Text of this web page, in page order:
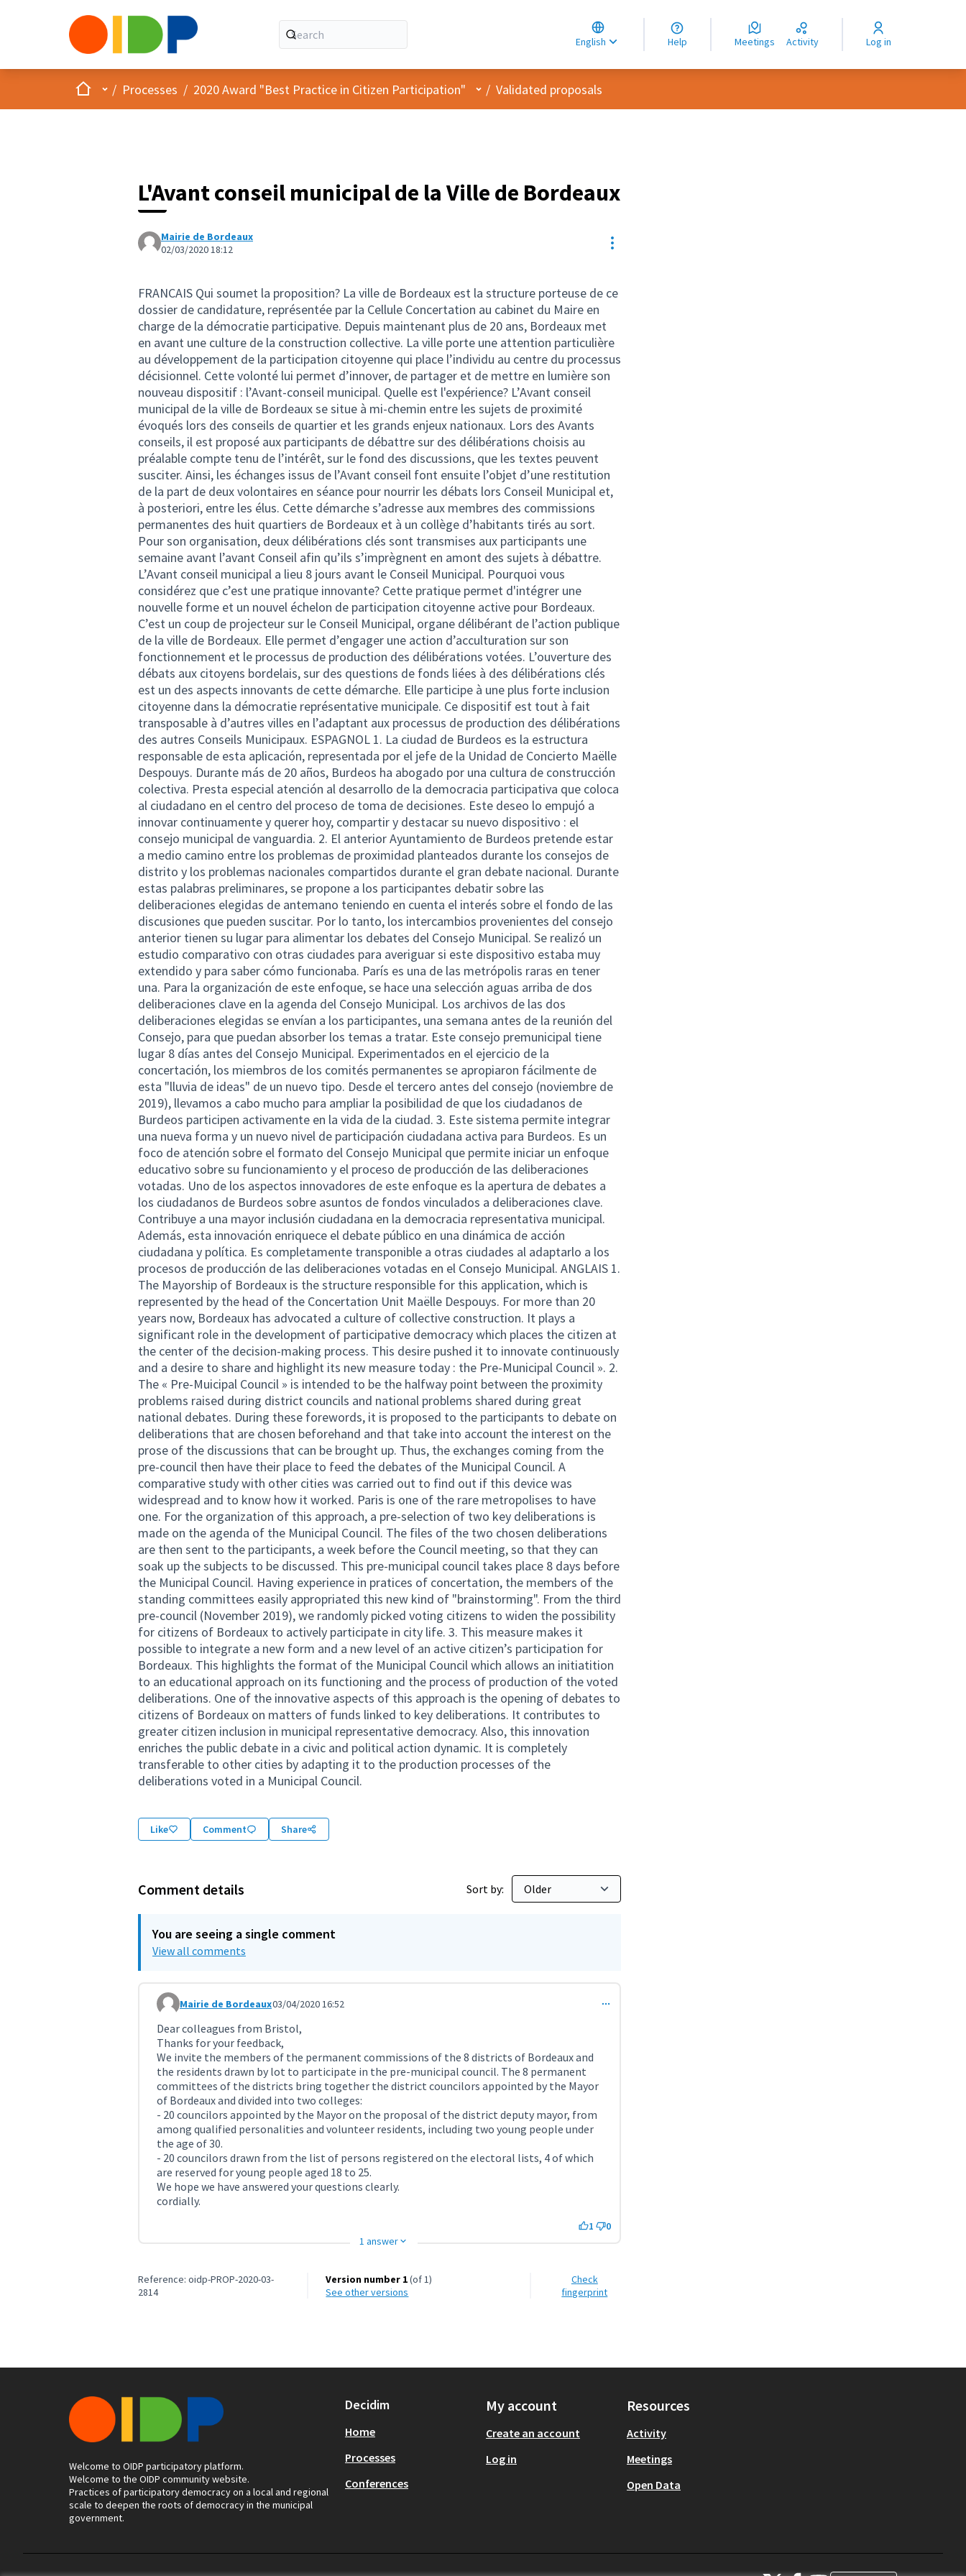
English
Choose language
Choisir la langue
Elegir el idioma
Help Meetings Activity Log in
HomeMain menu
/ Processes / 2020 Award "Best Practice in Citizen Participation" User menu
/ Validated proposals
L'Avant conseil municipal de la Ville de Bordeaux
Mairie de Bordeaux
02/03/2020 18:12
Resource controls
FRANCAIS Qui soumet la proposition? La ville de Bordeaux est la structure porteuse de ce
dossier de candidature, représentée par la Cellule Concertation au cabinet du Maire en
charge de la démocratie participative. Depuis maintenant plus de 20 ans, Bordeaux met
en avant une culture de la construction collective. La ville porte une attention particulière
au développement de la participation citoyenne qui place l’individu au centre du processus
décisionnel. Cette volonté lui permet d’innover, de partager et de mettre en lumière son
nouveau dispositif : l’Avant-conseil municipal. Quelle est l'expérience? L’Avant conseil
municipal de la ville de Bordeaux se situe à mi-chemin entre les sujets de proximité
évoqués lors des conseils de quartier et les grands enjeux nationaux. Lors des Avants
conseils, il est proposé aux participants de débattre sur des délibérations choisis au
préalable compte tenu de l’intérêt, sur le fond des discussions, que les textes peuvent
susciter. Ainsi, les échanges issus de l’Avant conseil font ensuite l’objet d’une restitution
de la part de deux volontaires en séance pour nourrir les débats lors Conseil Municipal et,
à posteriori, entre les élus. Cette démarche s’adresse aux membres des commissions
permanentes des huit quartiers de Bordeaux et à un collège d’habitants tirés au sort.
Pour son organisation, deux délibérations clés sont transmises aux participants une
semaine avant l’avant Conseil afin qu’ils s’imprègnent en amont des sujets à débattre.
L’Avant conseil municipal a lieu 8 jours avant le Conseil Municipal. Pourquoi vous
considérez que c’est une pratique innovante? Cette pratique permet d'intégrer une
nouvelle forme et un nouvel échelon de participation citoyenne active pour Bordeaux.
C’est un coup de projecteur sur le Conseil Municipal, organe délibérant de l’action publique
de la ville de Bordeaux. Elle permet d’engager une action d’acculturation sur son
fonctionnement et le processus de production des délibérations votées. L’ouverture des
débats aux citoyens bordelais, sur des questions de fonds liées à des délibérations clés
est un des aspects innovants de cette démarche. Elle participe à une plus forte inclusion
citoyenne dans la démocratie représentative municipale. Ce dispositif est tout à fait
transposable à d’autres villes en l’adaptant aux processus de production des délibérations
des autres Conseils Municipaux. ESPAGNOL 1. La ciudad de Burdeos es la estructura
responsable de esta aplicación, representada por el jefe de la Unidad de Concierto Maëlle
Despouys. Durante más de 20 años, Burdeos ha abogado por una cultura de construcción
colectiva. Presta especial atención al desarrollo de la democracia participativa que coloca
al ciudadano en el centro del proceso de toma de decisiones. Este deseo lo empujó a
innovar continuamente y querer hoy, compartir y destacar su nuevo dispositivo : el
consejo municipal de vanguardia. 2. El anterior Ayuntamiento de Burdeos pretende estar
a medio camino entre los problemas de proximidad planteados durante los consejos de
distrito y los problemas nacionales compartidos durante el gran debate nacional. Durante
estas palabras preliminares, se propone a los participantes debatir sobre las
deliberaciones elegidas de antemano teniendo en cuenta el interés sobre el fondo de las
discusiones que pueden suscitar. Por lo tanto, los intercambios provenientes del consejo
anterior tienen su lugar para alimentar los debates del Consejo Municipal. Se realizó un
estudio comparativo con otras ciudades para averiguar si este dispositivo estaba muy
extendido y para saber cómo funcionaba. París es una de las metrópolis raras en tener
una. Para la organización de este enfoque, se hace una selección aguas arriba de dos
deliberaciones clave en la agenda del Consejo Municipal. Los archivos de las dos
deliberaciones elegidas se envían a los participantes, una semana antes de la reunión del
Consejo, para que puedan absorber los temas a tratar. Este consejo premunicipal tiene
lugar 8 días antes del Consejo Municipal. Experimentados en el ejercicio de la
concertación, los miembros de los comités permanentes se apropiaron fácilmente de
esta "lluvia de ideas" de un nuevo tipo. Desde el tercero antes del consejo (noviembre de
2019), llevamos a cabo mucho para ampliar la posibilidad de que los ciudadanos de
Burdeos participen activamente en la vida de la ciudad. 3. Este sistema permite integrar
una nueva forma y un nuevo nivel de participación ciudadana activa para Burdeos. Es un
foco de atención sobre el formato del Consejo Municipal que permite iniciar un enfoque
educativo sobre su funcionamiento y el proceso de producción de las deliberaciones
votadas. Uno de los aspectos innovadores de este enfoque es la apertura de debates a
los ciudadanos de Burdeos sobre asuntos de fondos vinculados a deliberaciones clave.
Contribuye a una mayor inclusión ciudadana en la democracia representativa municipal.
Además, esta innovación enriquece el debate público en una dinámica de acción
ciudadana y política. Es completamente transponible a otras ciudades al adaptarlo a los
procesos de producción de las deliberaciones votadas en el Consejo Municipal. ANGLAIS 1.
The Mayorship of Bordeaux is the structure responsible for this application, which is
represented by the head of the Concertation Unit Maëlle Despouys. For more than 20
years now, Bordeaux has advocated a culture of collective construction. It plays a
significant role in the development of participative democracy which places the citizen at
the center of the decision-making process. This desire pushed it to innovate continuously
and a desire to share and highlight its new measure today : the Pre-Municipal Council ». 2.
The « Pre-Muicipal Council » is intended to be the halfway point between the proximity
problems raised during district councils and national problems shared during great
national debates. During these forewords, it is proposed to the participants to debate on
deliberations that are chosen beforehand and that take into account the interest on the
prose of the discussions that can be brought up. Thus, the exchanges coming from the
pre-council then have their place to feed the debates of the Municipal Council. A
comparative study with other cities was carried out to find out if this device was
widespread and to know how it worked. Paris is one of the rare metropolises to have
one. For the organization of this approach, a pre-selection of two key deliberations is
made on the agenda of the Municipal Council. The files of the two chosen deliberations
are then sent to the participants, a week before the Council meeting, so that they can
soak up the subjects to be discussed. This pre-municipal council takes place 8 days before
the Municipal Council. Having experience in pratices of concertation, the members of the
standing committees easily appropriated this new kind of "brainstorming". From the third
pre-council (November 2019), we randomly picked voting citizens to widen the possibility
for citizens of Bordeaux to actively participate in city life. 3. This measure makes it
possible to integrate a new form and a new level of an active citizen’s participation for
Bordeaux. This highlights the format of the Municipal Council which allows an initiatition
to an educational approach on its functioning and the process of production of the voted
deliberations. One of the innovative aspects of this approach is the opening of debates to
citizens of Bordeaux on matters of funds linked to key deliberations. It contributes to
greater citizen inclusion in municipal representative democracy. Also, this innovation
enriches the public debate in a civic and political action dynamic. It is completely
transferable to other cities by adapting it to the production processes of the
deliberations voted in a Municipal Council.
Like Comment Share
Comment details Sort by:
You are seeing a single comment
View all comments
Comment 957 (reply to comment 945)
Mairie de Bordeaux03/04/2020 16:52
Dear colleagues from Bristol,
Thanks for your feedback,
We invite the members of the permanent commissions of the 8 districts of Bordeaux and
the residents drawn by lot to participate in the pre-municipal council. The 8 permanent
committees of the districts bring together the district councilors appointed by the Mayor
of Bordeaux and divided into two colleges:
- 20 councilors appointed by the Mayor on the proposal of the district deputy mayor, from
among qualified personalities and volunteer residents, including two young people under
the age of 30.
- 20 councilors drawn from the list of persons registered on the electoral lists, 4 of which
are reserved for young people aged 18 to 25.
We hope we have answered your questions clearly.
cordially.
1
0
1 answer
Reference: oidp-PROP-2020-03-
2814
Version number 1(of 1)
see other versions
Check
fingerprint
Welcome to OIDP participatory platform.
Welcome to the OIDP community website.
Practices of participatory democracy on a local and regional
scale to deepen the roots of democracy in the municipal
government.
Decidim
Home
Processes
Conferences
My account
Create an account
Log in
Resources
Activity
Meetings
Open Data